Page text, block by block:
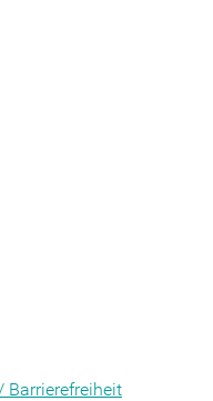
Barrierefreiheit